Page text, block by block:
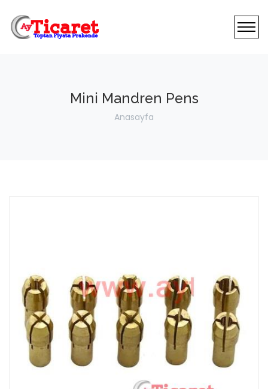
Mini Mandren Pens
Anasayfa